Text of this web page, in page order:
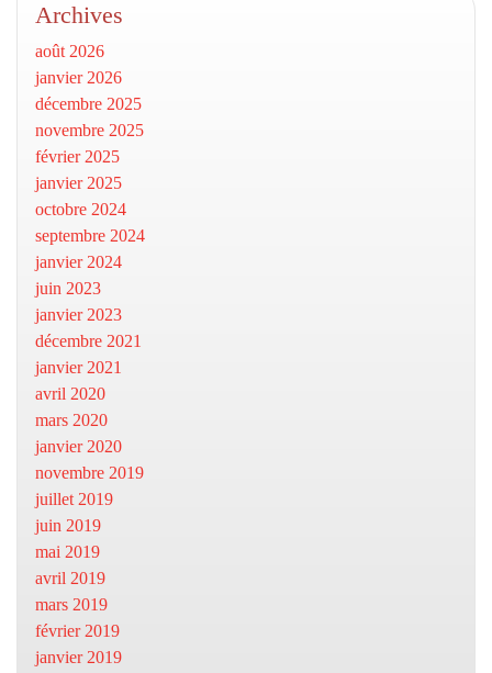
Archives
août 2026
janvier 2026
décembre 2025
novembre 2025
février 2025
janvier 2025
octobre 2024
septembre 2024
janvier 2024
juin 2023
janvier 2023
décembre 2021
janvier 2021
avril 2020
mars 2020
janvier 2020
novembre 2019
juillet 2019
juin 2019
mai 2019
avril 2019
mars 2019
février 2019
janvier 2019